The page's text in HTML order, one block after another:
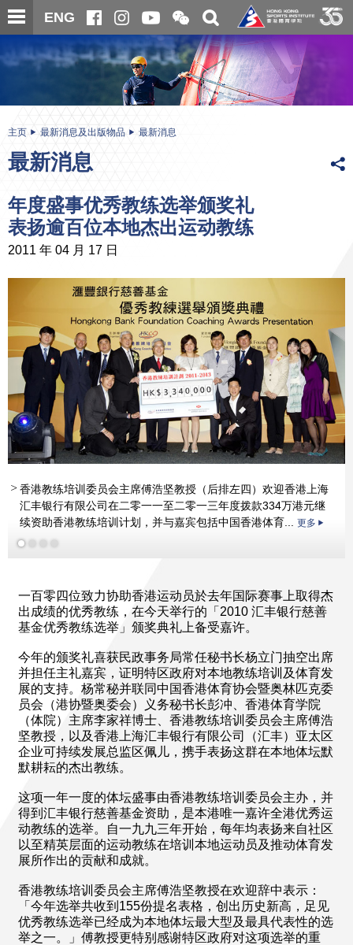
跳
至
内
ENG
开
合
微
信
二
维
码
关
搜
寻
内
主页 最新消息及出版物品 最新消息
最新消息
年度盛事优秀教练选举颁奖礼
表扬逾百位本地杰出运动教练
2011 年 04 月 17 日
香港教练培训委员会主席傅浩坚教授（后排左四）欢迎香港上海
汇丰银行有限公司在二零一一至二零一三年度拨款334万港元继
续资助香港教练培训计划，并与嘉宾包括中国香港体育... 更多
一百零四位致力协助香港运动员於去年国际赛事上取得杰
出成绩的优秀教练，在今天举行的「2010 汇丰银行慈善
基金优秀教练选举」颁奖典礼上备受嘉许。
今年的颁奖礼喜获民政事务局常任秘书长杨立门抽空出席
并担任主礼嘉宾，证明特区政府对本地教练培训及体育发
展的支持。杨常秘并联同中国香港体育协会暨奥林匹克委
员会（港协暨奥委会）义务秘书长彭冲、香港体育学院
（体院）主席李家祥博士、香港教练培训委员会主席傅浩
坚教授，以及香港上海汇丰银行有限公司（汇丰）亚太区
企业可持续发展总监区佩儿，携手表扬这群在本地体坛默
默耕耘的杰出教练。
这项一年一度的体坛盛事由香港教练培训委员会主办，并
得到汇丰银行慈善基金资助，是本港唯一嘉许全港优秀运
动教练的选举。自一九九三年开始，每年均表扬来自社区
以至精英层面的运动教练在培训本地运动员及推动体育发
展所作出的贡献和成就。
香港教练培训委员会主席傅浩坚教授在欢迎辞中表示：
「今年选举共收到155份提名表格，创出历史新高，足见
优秀教练选举已经成为本地体坛最大型及最具代表性的选
举之一。」傅教授更特别感谢特区政府对这项选举的重